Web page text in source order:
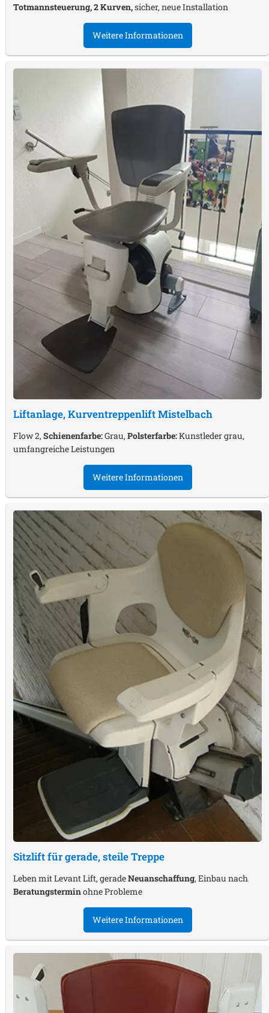
Totmannsteuerung, 2 Kurven,sicher, neue Installation
Weitere Informationen
Liftanlage, KurventreppenliftMistelbach
Flow 2,Schienenfarbe:Grau,Polsterfarbe:Kunstleder grau,
umfangreiche Leistungen
Weitere Informationen
Sitzlift für gerade, steile Treppe
Leben mit Levant Lift, geradeNeuanschaffung, Einbau nach
Beratungsterminohne Probleme
Weitere Informationen